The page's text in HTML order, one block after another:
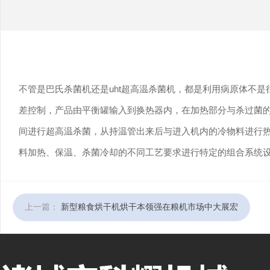
不管是巴氏杀菌机还是uht超高温杀菌机，都是利用病原体不
差控制，产品由平衡罐输入到换热器内，在加热部分与杀过
间进行超高温杀菌，从持温管出来后与进入机内的冷物料进
料加热、保温、杀菌冷却的不同工艺要求进行特定的组合系统
上一篇： 新型粮食烘干机烘干本领强在粮机市场中大展宏